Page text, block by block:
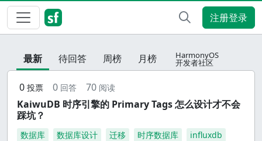
注册登录
最新 待回答 周榜 月榜 HarmonyOS
开发者社区
0 投票 0 回答 70 阅读
KaiwuDB 时序引擎的 Primary Tags 怎么设计才不会
踩坑？
数据库 数据库设计 迁移 时序数据库
influxdb